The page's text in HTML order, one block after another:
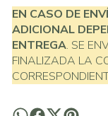
EN CASO DE
ADICIONAL
ENTREGA. SE
FINALIZADA LA